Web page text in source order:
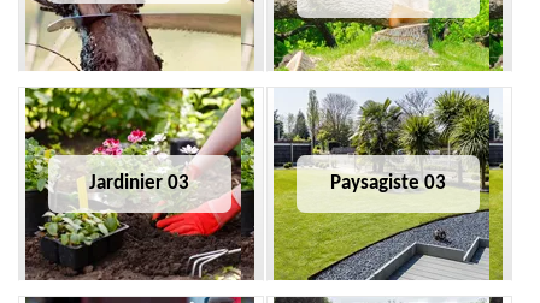
Jardinier 03 Paysagiste 03